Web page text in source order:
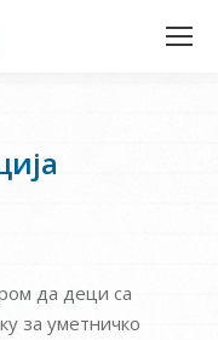
да деци са
за уметничко